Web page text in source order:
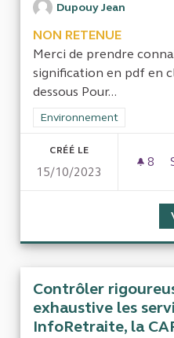
Dupouy Jean
NON RETENUE
Merci de prendre
signification en pdf en
dessous Pour...
Filtrer les résultats de la
Environnement
CRÉÉ LE
15/10/2023
8
Contrôler
exhaustive les
InfoRetraite, la